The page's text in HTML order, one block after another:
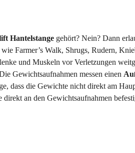
Hantelstange gehört? Nein? Dann
Farmer’s Walk, Shrugs, Rudern,
und Muskeln vor Verletzungen
Gewichtsaufnahmen messen einen
dass die Gewichte nicht direkt am
an den Gewichtsaufnahmen